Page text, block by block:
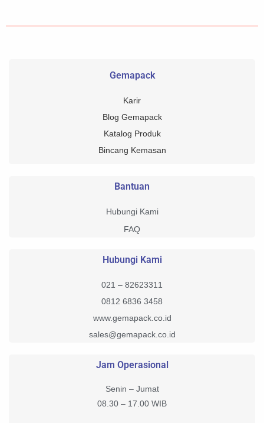
Gemapack
Karir
Blog Gemapack
Katalog Produk
Bincang Kemasan
Bantuan
Hubungi Kami
FAQ
Hubungi Kami
021 – 82623311
0812 6836 3458
www.gemapack.co.id
sales@gemapack.co.id
Jam Operasional
Senin – Jumat
08.30 – 17.00 WIB